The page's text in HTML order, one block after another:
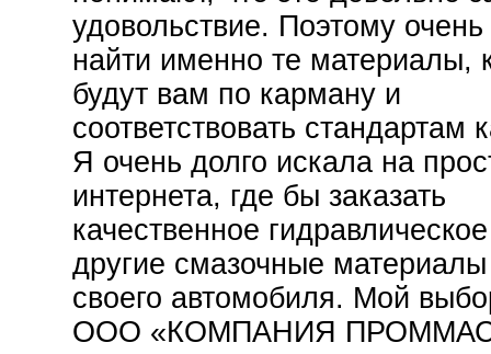
удовольствие. Поэтому
найти именно те материалы,
будут вам по карману и
соответствовать стандартам
Я очень долго искала на
интернета, где бы заказать
качественное
другие смазочные
своего автомобиля. Мой
ООО «КОМПАНИЯ